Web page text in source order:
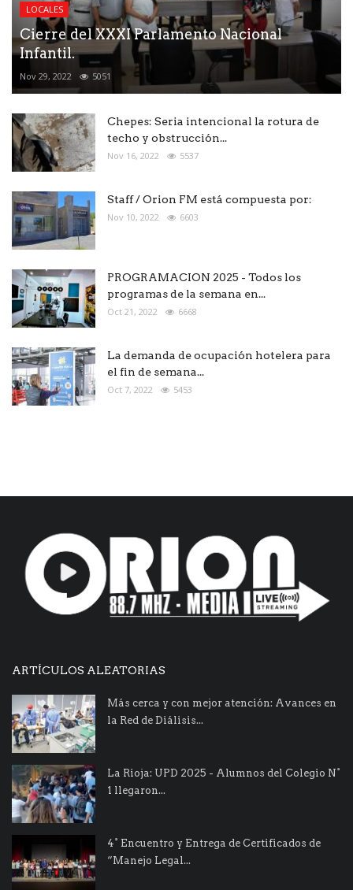
LOCALES
Cierre del XXXI Parlamento Nacional
Infantil.
Nov 29, 2022 5051
Chepes: Seria intencional la rotura de
techo y obstrucción...
Nov 16, 2022 5537
Staff / Orion FM está compuesta por:
Nov 10, 2022 6603
PROGRAMACION 2025 - Todos los
programas de la semana en...
Oct 21, 2022 6668
La demanda de ocupación hotelera para
el fin de semana...
Oct 7, 2022 5453
ARTÍCULOS ALEATORIAS
Más cerca y con mejor atención: Avances en
la Red de Diálisis...
La Rioja: UPD 2025 - Alumnos del Colegio N°
1 llegaron...
4° Encuentro y Entrega de Certificados de
“Manejo Legal...